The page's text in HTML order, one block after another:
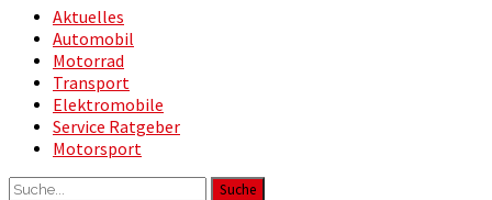
Aktuelles
Automobil
Motorrad
Transport
Elektromobile
Service Ratgeber
Motorsport
Suche